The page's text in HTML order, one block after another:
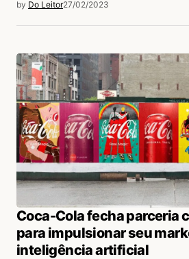
by Do Leitor27/02/2023
Coca-Cola fecha parceria
para impulsionar seu
inteligência artificial